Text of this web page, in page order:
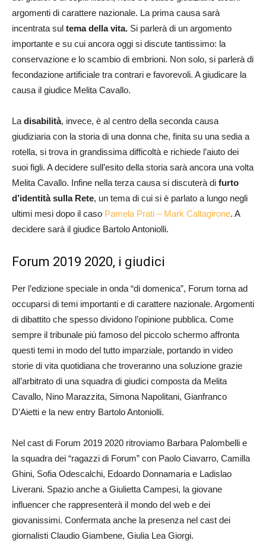
argomenti di carattere nazionale. La prima causa sarà
incentrata sul tema della vita. Si parlerà di un argomento
importante e su cui ancora oggi si discute tantissimo: la
conservazione e lo scambio di embrioni. Non solo, si parlerà di
fecondazione artificiale tra contrari e favorevoli. A giudicare la
causa il giudice Melita Cavallo.
La disabilità, invece, è al centro della seconda causa
giudiziaria con la storia di una donna che, finita su una sedia a
rotella, si trova in grandissima difficoltà e richiede l’aiuto dei
suoi figli. A decidere sull’esito della storia sarà ancora una volta
Melita Cavallo. Infine nella terza causa si discuterà di furto
d’identità sulla Rete, un tema di cui si è parlato a lungo negli
ultimi mesi dopo il caso Pamela Prati – Mark Caltagirone. A
decidere sarà il giudice Bartolo Antoniolli.
Forum 2019 2020, i giudici
Per l’edizione speciale in onda “di domenica”, Forum torna ad
occuparsi di temi importanti e di carattere nazionale. Argomenti
di dibattito che spesso dividono l’opinione pubblica. Come
sempre il tribunale più famoso del piccolo schermo affronta
questi temi in modo del tutto imparziale, portando in video
storie di vita quotidiana che troveranno una soluzione grazie
all’arbitrato di una squadra di giudici composta da Melita
Cavallo, Nino Marazzita, Simona Napolitani, Gianfranco
D’Aietti e la new entry Bartolo Antoniolli.
Nel cast di Forum 2019 2020 ritroviamo Barbara Palombelli e
la squadra dei “ragazzi di Forum” con Paolo Ciavarro, Camilla
Ghini, Sofia Odescalchi, Edoardo Donnamaria e Ladislao
Liverani. Spazio anche a Giulietta Campesi, la giovane
influencer che rappresenterà il mondo del web e dei
giovanissimi. Confermata anche la presenza nel cast dei
giornalisti Claudio Giambene, Giulia Lea Giorgi.